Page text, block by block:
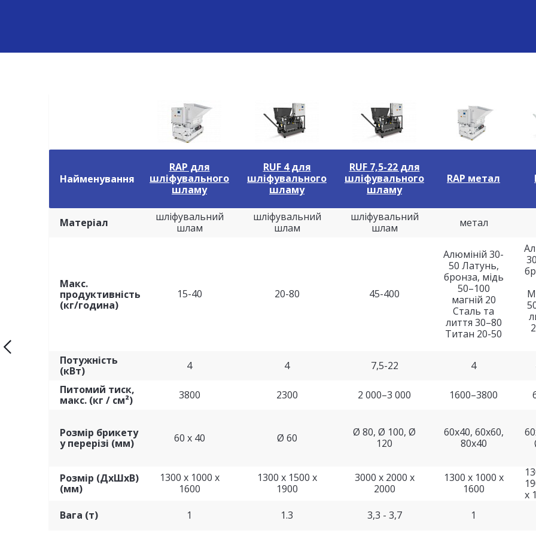
Найменування
RAP для
шліфувального
шламу
RUF 4 для
шліфувального
шламу
RUF 7,5-22 для
шліфувального
шламу
RAP метал
Матеріал
шліфувальний
шлам
шліфувальний
шлам
шліфувальний
шлам
метал
Макс.
продуктивність
(кг/година)
15-40 20-80 45-400
Алюміній 30-
50 Латунь,
бронза, мідь
50–100
магній 20
Сталь та
лиття 30–80
Титан 20-50
Потужність
(кВт)
4 4 7,5-22 4
Питомий тиск,
макс. (кг / см²)
3800 2300 2 000–3 000 1600–3800
Розмір брикету
у перерізі (мм)
60 х 40 Ø 60
Ø 80, Ø 100, Ø
120
60x40, 60x60,
80x40
Розмір (ДхШхВ)
(мм)
1300 х 1000 х
1600
1300 х 1500 х
1900
3000 х 2000 х
2000
1300 x 1000 x
1600
х
Вага (т)
1 1.3 3,3 - 3,7 1